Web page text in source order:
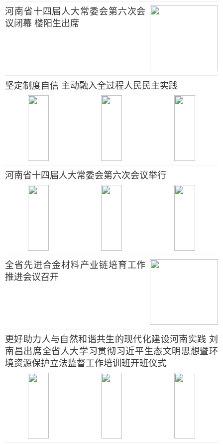
河南省十四届人大常委会第六次会
议闭幕 楼阳生出席
坚定制度自信 主动融入全过程人民民主实践
河南省十四届人大常委会第六次会议举行
全省先进合金材料产业链培育工作
推进会议召开
更好助力人与自然和谐共生的现代化建设河南实践 刘
南昌出席全省人大学习贯彻习近平生态文明思想暨环
境资源保护立法监督工作培训班开班仪式